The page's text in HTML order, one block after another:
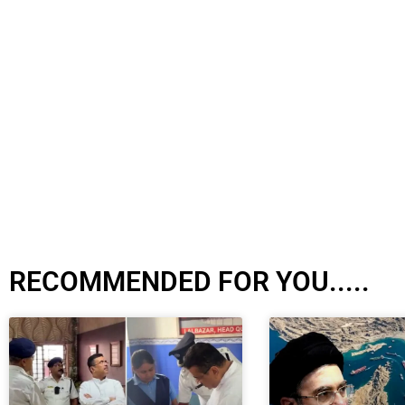
RECOMMENDED FOR YOU.....